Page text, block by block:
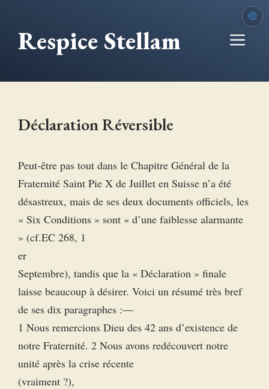
contenuRespice Stellam
Déclaration Réversible
Peut-être pas tout dans le Chapitre Général de la
Fraternité Saint Pie X de Juillet en Suisse n’a été
désastreux, mais de ses deux documents officiels, les
« Six Conditions » sont « d’une faiblesse alarmante
» (cf.EC 268, 1
er
Septembre), tandis que la « Déclaration » finale
laisse beaucoup à désirer. Voici un résumé très bref
de ses dix paragraphes :—
1 Nous remercions Dieu des 42 ans d’existence de
notre Fraternité. 2 Nous avons redécouvert notre
unité après la crise récente
(vraiment ?),